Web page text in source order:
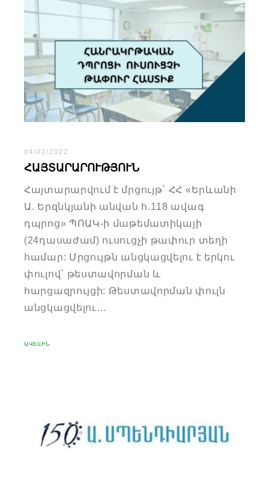
04/02/2022
ՀԱՅՏԱՐԱՐՈՒԹՅՈՒՆ
Հայտարարվում է մրցույթ` ՀՀ «Երևանի
Ա. Երզնկյանի անվան հ.118 ավագ
դպրոց» ՊՈԱԿ-ի մաթեմատիկայի
(24դասաժամ) ուսուցչի թափուր տեղի
համար: Մրցույթն անցկացվելու է երկու
փուլով` թեստավորման և
հարցազրույցի: Թեստավորման փուլն
անցկացվելու…
ԱՎԵԼԻՆ